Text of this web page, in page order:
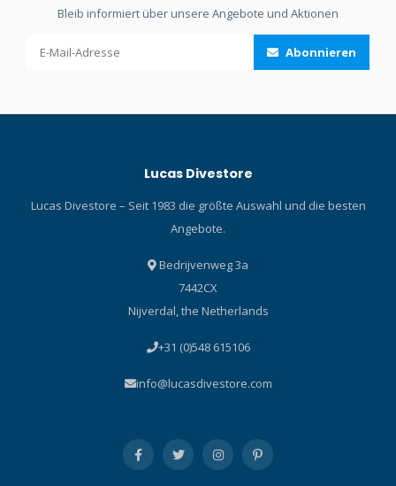
Bleib informiert über unsere Angebote und Aktionen
Abonnieren
Lucas Divestore
Lucas Divestore – Seit 1983 die größte Auswahl und die besten
Angebote.
Bedrijvenweg 3a
7442CX
Nijverdal, the Netherlands
+31 (0)548 615106
info@lucasdivestore.com